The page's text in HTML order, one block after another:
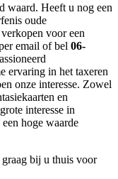
waard. Heeft u nog een
oude
voor een
email of bel 06-
ervaring in het taxeren
onze interesse. Zowel
en
interesse in
hoge waarde
bij u thuis voor